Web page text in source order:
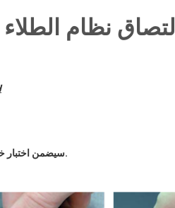
التصاق نظام
سيضمن اختبار خصائص الالتصاق للطلاء النهائي أداء ناجحا من المنتج.